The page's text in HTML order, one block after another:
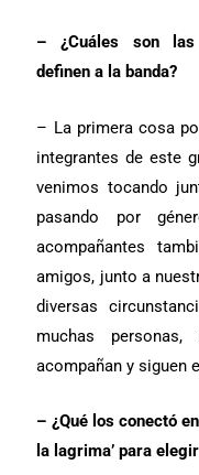
– ¿Cuáles son las
definen a la banda?
– La primera cosa
integrantes de este
venimos tocando
pasando por
acompañantes
amigos, junto a
diversas
muchas
acompañan y siguen
– ¿Qué los conectó
la lagrima’ para